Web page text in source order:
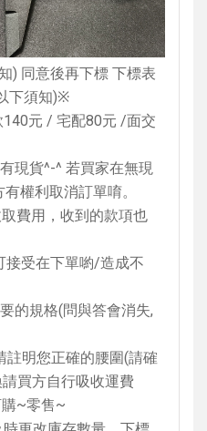
) 同意後再下標 下標表
下須知)※
140元 / 宅配80元 /面交
現貨^-^ 若買家在無現
權利取消訂單唷。
費用，收到的款項也
接受在下單喲/造成不
的規格(問與答會消失,
註明您正確的腰圍(請確
買方自行吸收運費
~零售~